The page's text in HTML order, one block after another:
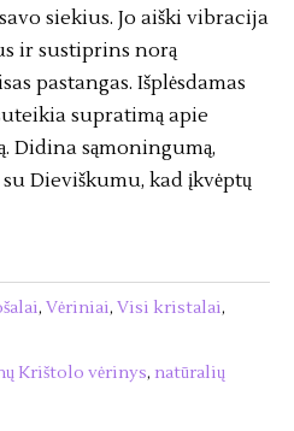
siekius. Jo aiški vibracija
ir sustiprins norą
pastangas. Išplėsdamas
supratimą apie
Didina sąmoningumą,
Dieviškumu, kad įkvėptų
, Vėriniai, Visi kristalai,
Krištolo vėrinys, natūralių